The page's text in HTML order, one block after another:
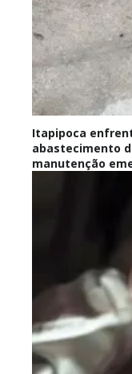
Itapipoca
abastecimento
manutenção